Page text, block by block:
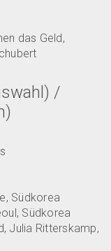
das Geld,
/
Südkorea
Südkorea
Julia Ritterskamp,